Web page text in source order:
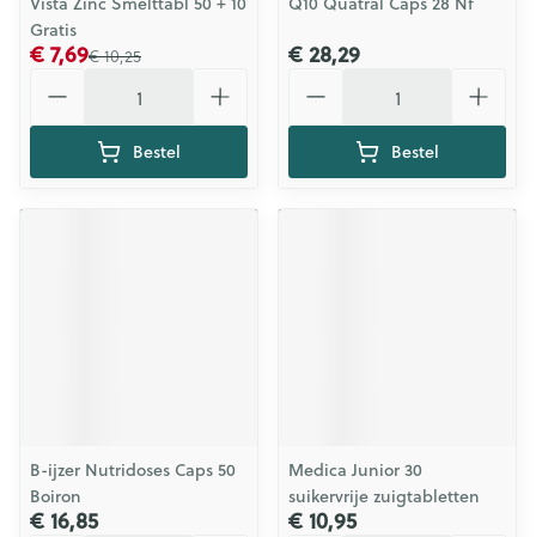
Gratis
€ 10,25
€ 7,69
Bestel
€ 28,29
Bestel
B-ijzer Nutridoses Caps 50
Boiron
€ 16,85
Medica Junior 30
suikervrije zuigtabletten
€ 10,95